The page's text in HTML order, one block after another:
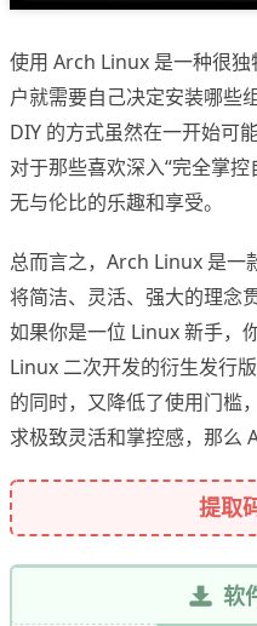
使用 Arch Linux 是一种很
户就需要自己决定安装哪些
DIY 的方式虽然在一开始可
对于那些喜欢深入“完全掌
无与伦比的乐趣和享受。
总而言之，Arch Linux 是一
将简洁、灵活、强大的理念
如果你是一位 Linux 新手，
Linux 二次开发的衍生发行
的同时，又降低了使用门槛
求极致灵活和掌控感，那么
提取
软